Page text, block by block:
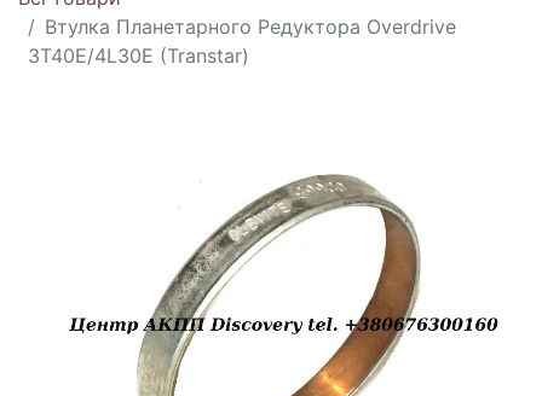
Втулка Планетарного Редуктора Overdrive
3T40E/4L30E (Transtar)